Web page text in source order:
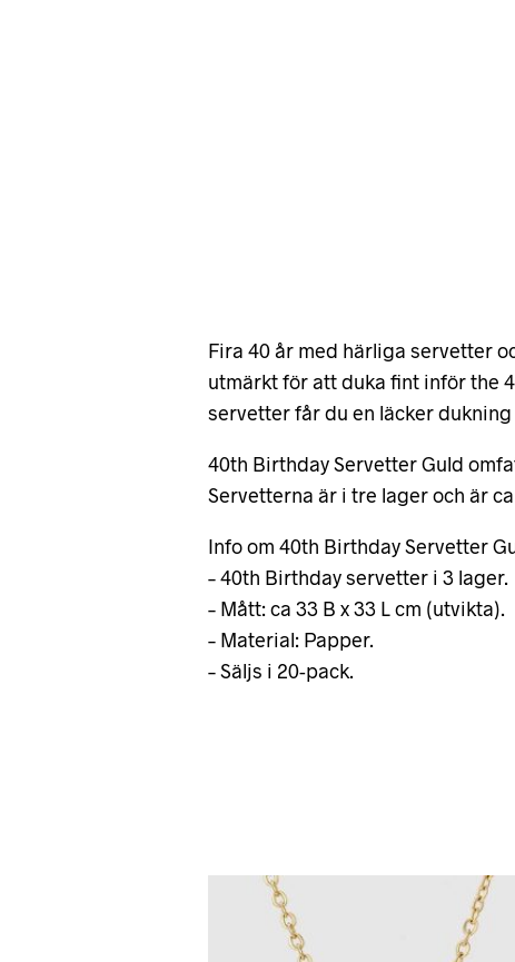
Fira 40 år med härliga servetter
utmärkt för att duka fint inför the
servetter får du en läcker
40th Birthday Servetter Guld
Servetterna är i tre lager och är
Info om 40th Birthday Servetter
– 40th Birthday servetter i 3 lager.
– Mått: ca 33 B x 33 L cm (utvikta).
– Material: Papper.
– Säljs i 20-pack.